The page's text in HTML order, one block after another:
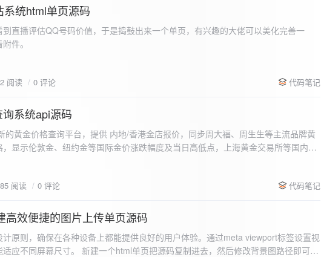
隔：用户可以在输入框中设置监测间隔时间（单位为秒），默认值为 60 秒。开始 /
监测” 按钮，工具会立即对所有已添加的网址进行一次检测，之后按照设置的监测间
“停止监测” 按钮可停止监测。重试机制：在进行网址检测时，如果请求失败，会进
重试后仍失败，则记录错误日志。日志记录与显示功能。 日志记录： 每次对网址进
监测日志，正常状态的日志为黑色，异常状态的日志为红色。日志会自动滚动到最
统html单页源码
直播评估QQ号码价值，于是捣鼓出来一个单页，有兴趣的大佬可以美化完善一
阅读 0 评论 代码笔记
系统api源码
的黄金价格查询平台，提供 内地/香港金店报价，同步周大福、周生生等主流品牌黄
显示伦敦金、纽约金等国际金价涨跌幅度及当日高低点，上海黄金交易所等国内黄
阅读 0 评论 代码笔记
高效便捷的图片上传单页源码
计原则，确保在各种设备上都能提供良好的用户体验。通过meta viewport标签设置视
适应不同屏幕尺寸。 新建一个html单页把源码复制进去，然后修改背景图路径即可。